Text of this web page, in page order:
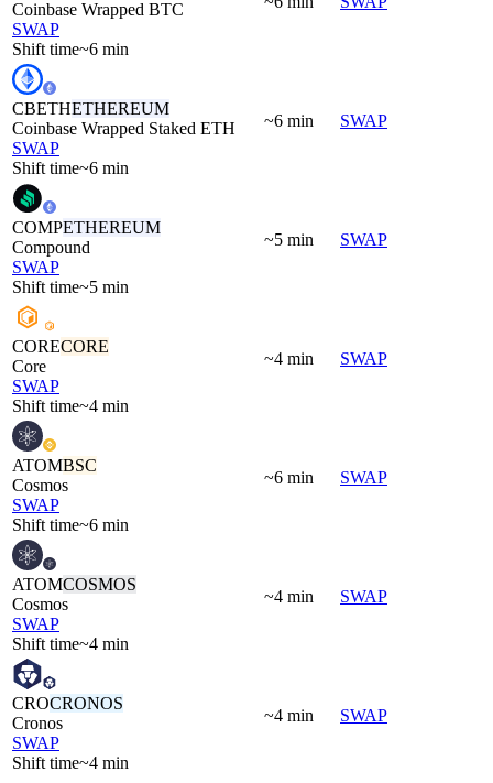
Coinbase Wrapped BTC
SWAP
Shift time~6 min
CBETHETHEREUM
Coinbase Wrapped Staked ETH
SWAP
Shift time~6 min
~6 min SWAP
COMPETHEREUM
Compound
SWAP
Shift time~5 min
~5 min SWAP
CORECORE
Core
SWAP
Shift time~4 min
~4 min SWAP
ATOMBSC
Cosmos
SWAP
Shift time~6 min
~6 min SWAP
ATOMCOSMOS
Cosmos
SWAP
Shift time~4 min
~4 min SWAP
CROCRONOS
Cronos
SWAP
Shift time~4 min
~4 min SWAP